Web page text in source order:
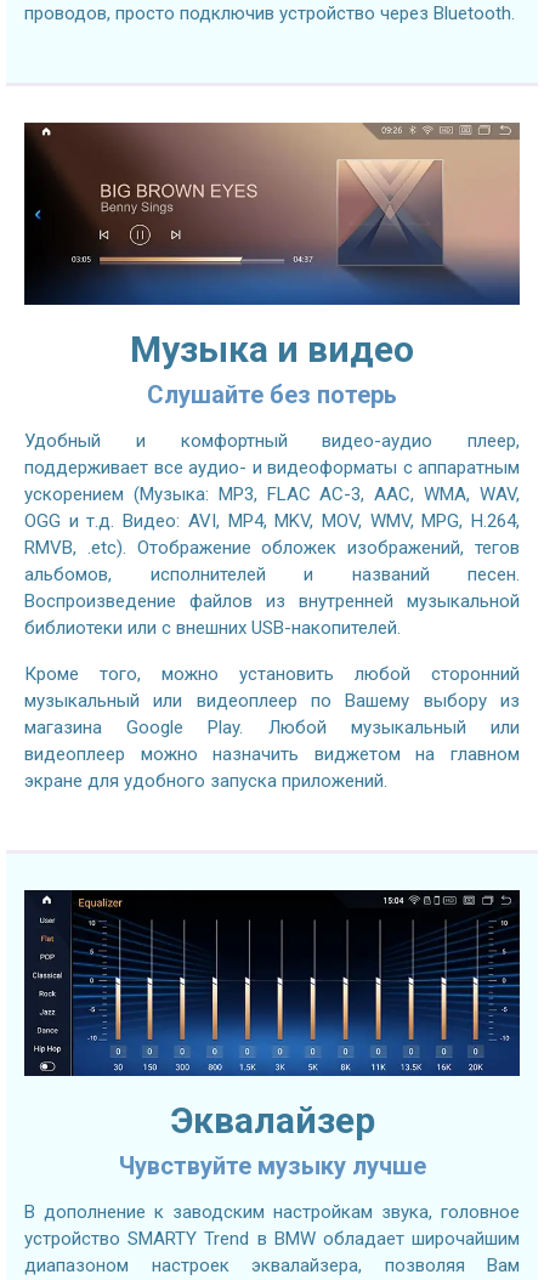
проводов, просто подключив устройство через Bluetooth.
Музыка и видео
Слушайте без потерь
Удобный и комфортный видео-аудио плеер,
поддерживает все аудио- и видеоформаты с аппаратным
ускорением (Музыка: MP3, FLAC AC-3, AAC, WMA, WAV,
OGG и т.д. Видео: AVI, MP4, MKV, MOV, WMV, MPG, H.264,
RMVB, .etc). Отображение обложек изображений, тегов
альбомов, исполнителей и названий песен.
Воспроизведение файлов из внутренней музыкальной
библиотеки или с внешних USB-накопителей.
Кроме того, можно установить любой сторонний
музыкальный или видеоплеер по Вашему выбору из
магазина Google Play. Любой музыкальный или
видеоплеер можно назначить виджетом на главном
экране для удобного запуска приложений.
Эквалайзер
Чувствуйте музыку лучше
В дополнение к заводским настройкам звука, головное
устройство SMARTY Trend в BMW обладает широчайшим
диапазоном настроек эквалайзера, позволяя Вам